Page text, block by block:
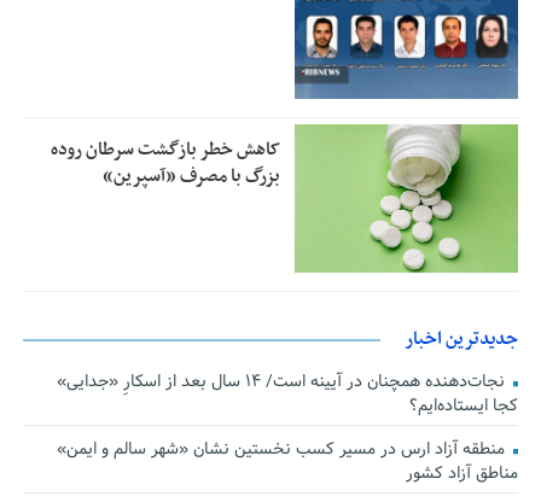
کاهش خطر بازگشت سرطان روده
بزرگ با مصرف «آسپرین»
جدیدترین اخبار
نجات‌دهنده‌ همچنان در آیینه است/ ۱۴ سال بعد از اسکارِ «جدایی»
کجا ایستاده‌ایم؟
منطقه آزاد ارس در مسیر کسب نخستین نشان «شهر سالم و ایمن»
مناطق آزاد کشور